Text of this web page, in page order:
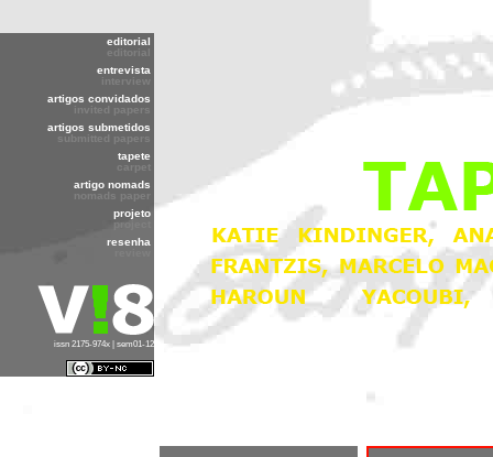
editorial
editorial
entrevista
interview
artigos convidados
invited papers
artigos submetidos
submitted papers
tapete
carpet
artigo nomads
nomads paper
projeto
project
resenha
issn 2175-974x | sem01-12